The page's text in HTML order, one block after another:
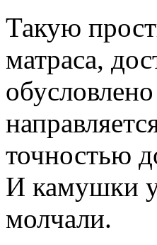
Такую
матраса,
точностью
И камушки
молчали.